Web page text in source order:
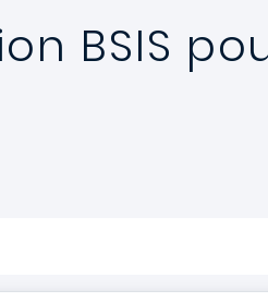
BSIS